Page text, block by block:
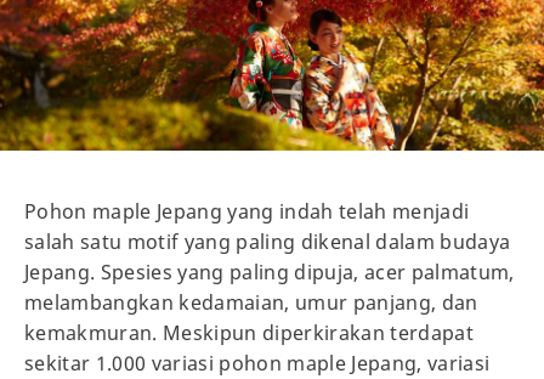
Pohon maple Jepang yang indah telah menjadi
salah satu motif yang paling dikenal dalam budaya
Jepang. Spesies yang paling dipuja, acer palmatum,
melambangkan kedamaian, umur panjang, dan
kemakmuran. Meskipun diperkirakan terdapat
sekitar 1.000 variasi pohon maple Jepang, variasi